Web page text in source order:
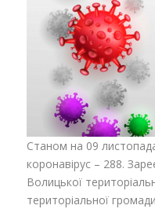
Станом на 09
коронавірус – 288.
Волицької
територіальної